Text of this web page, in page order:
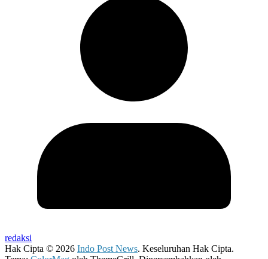
redaksi
Hak Cipta © 2026 Indo Post News. Keseluruhan Hak Cipta.